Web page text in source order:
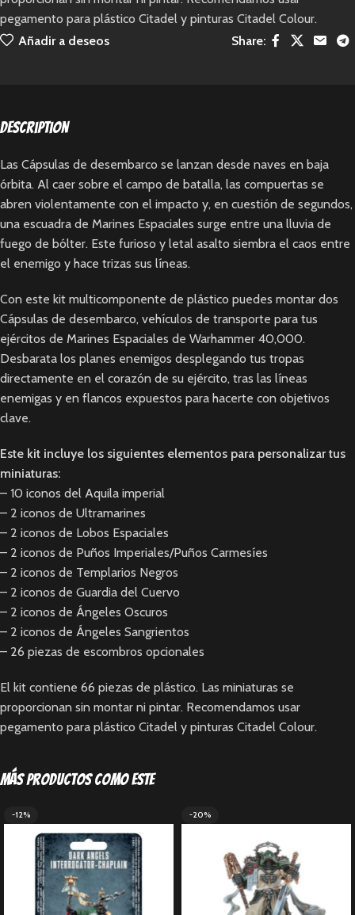
pegamento para plástico Citadel y pinturas Citadel Colour.
Añadir a deseos
Share:
Description
Las Cápsulas de desembarco se lanzan desde naves en baja
órbita. Al caer sobre el campo de batalla, las compuertas se
abren violentamente con el impacto y, en cuestión de segundos,
una escuadra de Marines Espaciales surge entre una lluvia de
fuego de bólter. Este furioso y letal asalto siembra el caos entre
el enemigo y hace trizas sus líneas.
Con este kit multicomponente de plástico puedes montar dos
Cápsulas de desembarco, vehículos de transporte para tus
ejércitos de Marines Espaciales de Warhammer 40,000.
Desbarata los planes enemigos desplegando tus tropas
directamente en el corazón de su ejército, tras las líneas
enemigas y en flancos expuestos para hacerte con objetivos
clave.
Este kit incluye los siguientes elementos para personalizar tus
miniaturas:
– 10 iconos del Aquila imperial
– 2 iconos de Ultramarines
– 2 iconos de Lobos Espaciales
– 2 iconos de Puños Imperiales/Puños Carmesíes
– 2 iconos de Templarios Negros
– 2 iconos de Guardia del Cuervo
– 2 iconos de Ángeles Oscuros
– 2 iconos de Ángeles Sangrientos
– 26 piezas de escombros opcionales
El kit contiene 66 piezas de plástico. Las miniaturas se
proporcionan sin montar ni pintar. Recomendamos usar
pegamento para plástico Citadel y pinturas Citadel Colour.
Más productos como este
-12% -20%